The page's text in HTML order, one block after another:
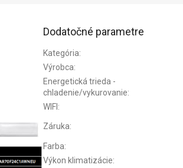
Dodatočné parametre
Kategória:
Výrobca:
Energetická trieda -
chladenie/vykurovanie:
WIFI :
Záruka:
Farba:
Výkon klimatizácie: